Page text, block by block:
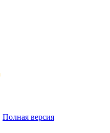
Полная версия